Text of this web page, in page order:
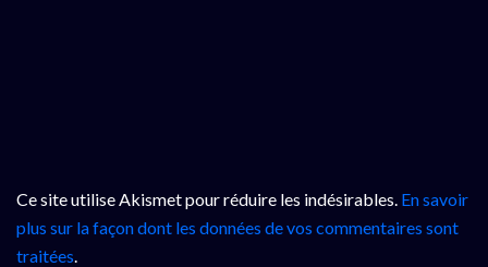
Ce site utilise Akismet pour réduire les indésirables. En savoir
plus sur la façon dont les données de vos commentaires sont
traitées.